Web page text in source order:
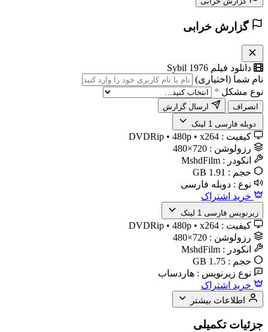
گزارش خرابی
دانلود فیلم Sybil 1976
نام شما (اختیاری)
نوع مشکل *
انصراف
️ دوبله فارسی 1 لینک
کیفیت : DVDRip • 480p • x264
رزولوشن : 720×480
انکودر : MshdFilm
حجم : 1.91 GB
نوع : دوبله فارسی
خرید اشتراک
زیرنویس فارسی 1 لینک
کیفیت : DVDRip • 480p • x264
رزولوشن : 720×480
انکودر : MshdFilm
حجم : 1.75 GB
نوع زیرنویس : هاردساب
خرید اشتراک
اطلاعات بیشتر
جزئیات تکمیلی